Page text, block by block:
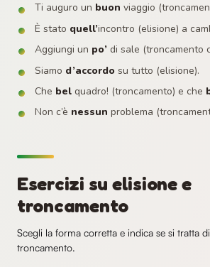
Ti auguro un buon viaggio
È stato quell’incontro (elisione) a
Aggiungi un po’ di sale (troncamento
Siamo d’accordo su tutto (elisione).
Che bel quadro! (troncamento) e che
Non c’è nessun problema
Esercizi su elisione e
troncamento
Scegli la forma corretta e indica se si tratta
troncamento.